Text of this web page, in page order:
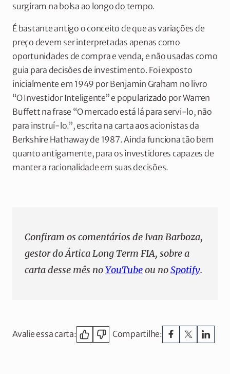
surgiram na bolsa ao longo do tempo.
É bastante antigo o conceito de que as variações de
preço devem ser interpretadas apenas como
oportunidades de compra e venda, e não usadas como
guia para decisões de investimento. Foi exposto
inicialmente em 1949 por Benjamin Graham no livro
“O Investidor Inteligente” e popularizado por Warren
Buffett na frase “O mercado está lá para servi-lo, não
para instruí-lo.”, escrita na carta aos acionistas da
Berkshire Hathaway de 1987. Ainda funciona tão bem
quanto antigamente, para os investidores capazes de
manter a racionalidade em suas decisões.
Confiram os comentários de Ivan Barboza,
gestor do Ártica Long Term FIA, sobre a
carta desse mês noYouTubeou noSpotify.
Avalie essa carta: Compartilhe: